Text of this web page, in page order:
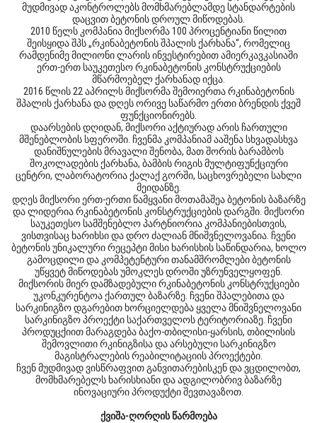
მუდმივად აკონტროლებს მომხმარებლამდე სტანდარტების
დაცვით ბეტონის დროულ მიწოდებას.
2010 წელს კომპანია მიქსორმა 100 პროცენტიანი წილით
შეისყიდა შპს „რკინაბეტონის შპალის ქარხანა“, რომელიც
რამდენიმე მილიონი ლარის ინვესტირებით ამიერკავკასიაში
ერთ-ერთ საუკეთესო რკინაბეტონის კონსტრუქციების
მწარმოებელ ქარხანად იქცა.
2016 წლის 22 აპრილს მიქსორმა შემოიერთა რკინაბეტონის
შპალის ქარხანა და დღეს ორივე საწარმო ერთი ბრენდის ქვეშ
ფუნქციონირებს.
დაარსების დღიდან, მიქსორი აქტიურად არის ჩართული
მშენებლობის სფეროში. ჩვენმა კომპანიამ ააშენა სხვადასხვა
დანიშნულების მრავალი შენობა, მათ შორის ბარამბოს
შოკოლადების ქარხანა, ბამბის რიგის მულტიფუნქციური
ცენტრი, ლაბორატორია ქალაქ გორში, საცხოვრებელი სახლი
მეიდანზე.
დღეს მიქსორი ერთ-ერთი წამყვანი მოთამაშეა ბეტონის ბაზარზე
და ლიდერია რკინაბეტონის კონსტრუქციების დარგში. მიქსორი
საუკეთესო სამშენებლო პარტნიორია კომპანიებისთვის,
ვისთვისაც ხარიხსი და დრო ძალიან მნიშვნელოვანია. ჩვენი
ბეტონის უნიკალური რეცეპტი მისი ხარისხის საწინდარია, ხოლო
გამოცდილი და კომპეტენტური თანამშრომლები ბეტონის
უწყვეტ მიწოდებას უმოკლეს დროში უზრუნველყოფენ.
მიქსორის მიერ დამზადებული რკინაბეტონის კონსტრუქციები
უკონკურენტოა ქართულ ბაზარზე. ჩვენი შპალებითა და
სარკინიგზო დგარებით ხორციელდება ყველა მნიშვნელოვანი
სარკინიგზო პროექტი საქართველოს ტერიტორიაზე. ჩვენი
პროდუცქიით მარაგდება ბაქო-თბილისი-ყარსის, თბილისის
შემოვლითი რკინიგზისა და არსებული სარკინიგზო
მაგისტრალების რეაბილიტაციის პროექტები.
ჩვენ მუდმივად ვისწრაფვით განვითარებისკენ და ვცდილობთ,
მომხმარებელს ხარისხიანი და ადგილობრივ ბაზარზე
ინოვაციური პროდუქტი შევთავაზოთ.
ქვიშა-ღორღის წარმოება